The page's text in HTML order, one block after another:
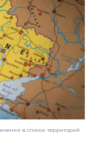
в список территорий